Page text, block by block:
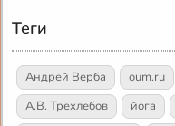
Теги
Андрей Верба oum.ru
А.В. Трехлебов
йога